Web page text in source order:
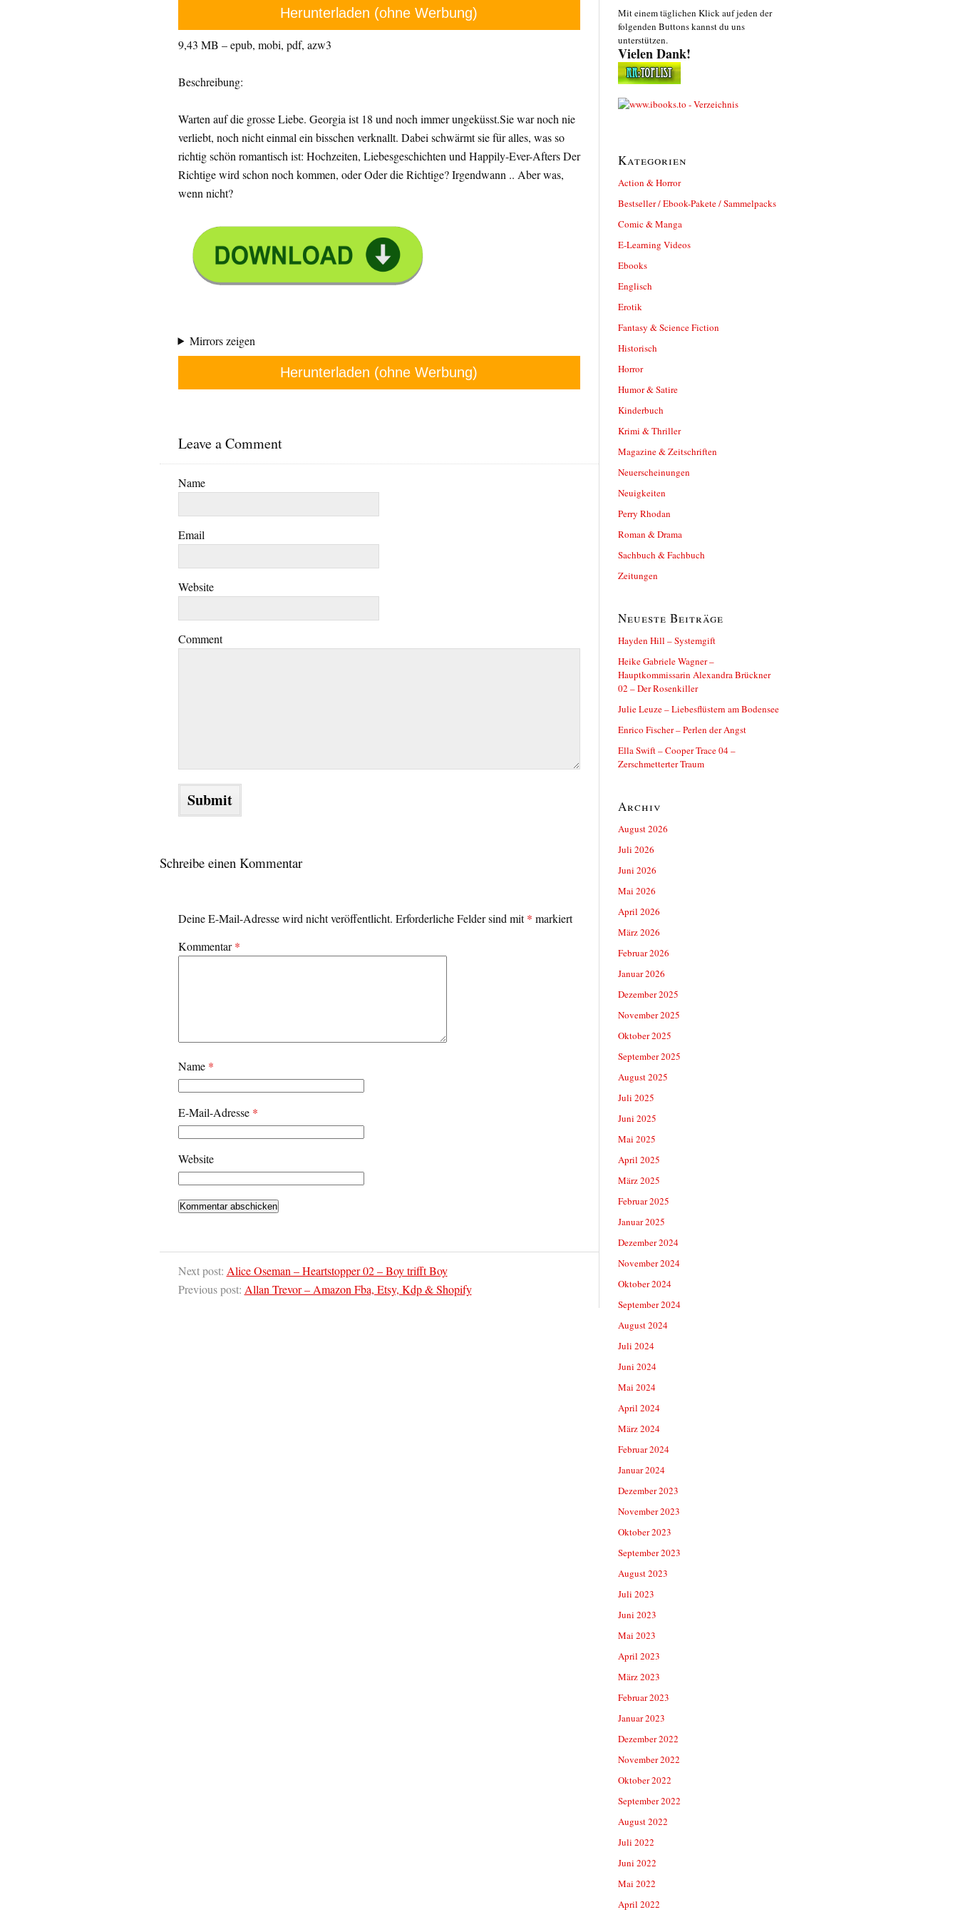
Herunterladen (ohne Werbung)
9,43 MB – epub, mobi, pdf, azw3
Beschreibung:
Warten auf die grosse Liebe. Georgia ist 18 und noch immer ungeküsst.Sie war noch nie
verliebt, noch nicht einmal ein bisschen verknallt. Dabei schwärmt sie für alles, was so
richtig schön romantisch ist: Hochzeiten, Liebesgeschichten und Happily-Ever-Afters Der
Richtige wird schon noch kommen, oder Oder die Richtige? Irgendwann .. Aber was,
wenn nicht?
Mirrors zeigen
Herunterladen (ohne Werbung)
Leave a Comment
Name
Email
Website
Comment
Schreibe einen Kommentar
Deine E-Mail-Adresse wird nicht veröffentlicht. Erforderliche Felder sind mit* markiert
Kommentar*
Name *
E-Mail-Adresse *
Website
Next post: Alice Oseman – Heartstopper 02 – Boy trifft Boy
Previous post: Allan Trevor – Amazon Fba, Etsy, Kdp & Shopify
Mit einem täglichen Klick auf jeden der
folgenden Buttons kannst du uns
unterstützen.
Vielen Dank!
Kategorien
Action & Horror
Bestseller / Ebook-Pakete / Sammelpacks
Comic & Manga
E-Learning Videos
Ebooks
Englisch
Erotik
Fantasy & Science Fiction
Historisch
Horror
Humor & Satire
Kinderbuch
Krimi & Thriller
Magazine & Zeitschriften
Neuerscheinungen
Neuigkeiten
Perry Rhodan
Roman & Drama
Sachbuch & Fachbuch
Zeitungen
Neueste Beiträge
Hayden Hill – Systemgift
Heike Gabriele Wagner –
Hauptkommissarin Alexandra Brückner
02 – Der Rosenkiller
Julie Leuze – Liebesflüstern am Bodensee
Enrico Fischer – Perlen der Angst
Ella Swift – Cooper Trace 04 –
Zerschmetterter Traum
Archiv
August 2026
Juli 2026
Juni 2026
Mai 2026
April 2026
März 2026
Februar 2026
Januar 2026
Dezember 2025
November 2025
Oktober 2025
September 2025
August 2025
Juli 2025
Juni 2025
Mai 2025
April 2025
März 2025
Februar 2025
Januar 2025
Dezember 2024
November 2024
Oktober 2024
September 2024
August 2024
Juli 2024
Juni 2024
Mai 2024
April 2024
März 2024
Februar 2024
Januar 2024
Dezember 2023
November 2023
Oktober 2023
September 2023
August 2023
Juli 2023
Juni 2023
Mai 2023
April 2023
März 2023
Februar 2023
Januar 2023
Dezember 2022
November 2022
Oktober 2022
September 2022
August 2022
Juli 2022
Juni 2022
Mai 2022
April 2022